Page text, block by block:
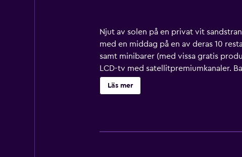
Njut av solen på en privat vit
med en middag på en av deras 10
samt minibarer (med vissa gratis
LCD-tv med satellitpremiumkanaler.
gratis fast internetuppkoppling och
flaskvatten och hårtork. Städning
Läs mer